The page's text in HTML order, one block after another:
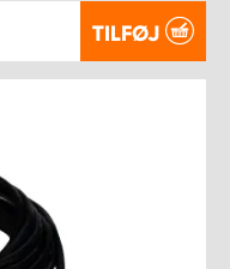
TILFØJ